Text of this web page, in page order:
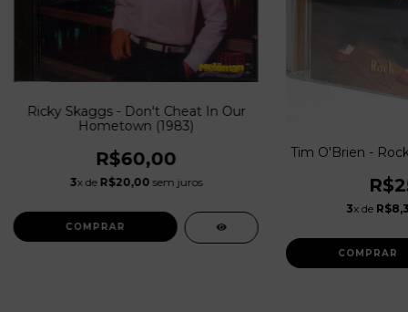
Ricky Skaggs - Don't Cheat In Our
Hometown (1983)
R$60,00
3x de R$20,00 sem juros
Tim O'Brien -
3x de